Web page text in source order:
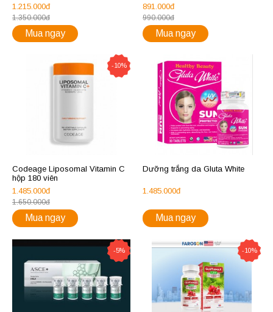
Trắng Da, Chống Nắng 40 viên
1.215.000đ
1.350.000đ
Mua ngay
gói
891.000đ
990.000đ
Mua ngay
-10%
Codeage Liposomal Vitamin C
hộp 180 viên
1.485.000đ
1.650.000đ
Mua ngay
Dưỡng trắng da Gluta White
1.485.000đ
Mua ngay
-5% -10%